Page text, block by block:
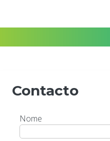
Contacto
Nome